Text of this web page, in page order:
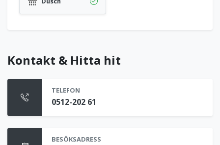
Kontakt & Hitta hit
TELEFON
0512-202 61
BESÖKSADRESS